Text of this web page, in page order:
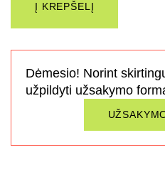
Į KREPŠELĮ
Dėmesio! Norint
užpildyti užsakymo